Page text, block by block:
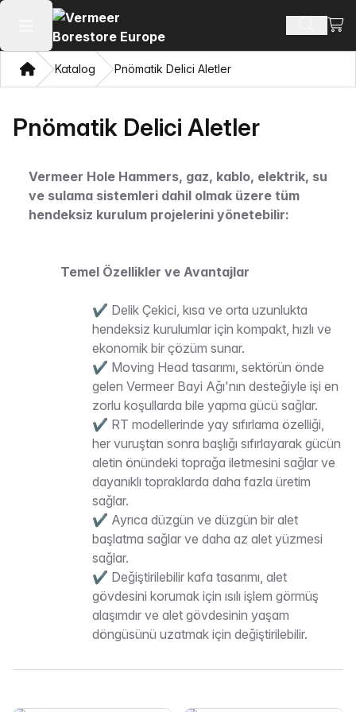
Ana menüyü aç Ürün ara
Ev Katalog Pnömatik Delici Aletler
Pnömatik Delici Aletler
Vermeer Hole Hammers, gaz, kablo, elektrik, su
ve sulama sistemleri dahil olmak üzere tüm
hendeksiz kurulum projelerini yönetebilir:
Temel Özellikler ve Avantajlar
✔ Delik Çekici, kısa ve orta uzunlukta
hendeksiz kurulumlar için kompakt, hızlı ve
ekonomik bir çözüm sunar.
✔ Moving Head tasarımı, sektörün önde
gelen Vermeer Bayi Ağı'nın desteğiyle işi en
zorlu koşullarda bile yapma gücü sağlar.
✔ RT modellerinde yay sıfırlama özelliği,
her vuruştan sonra başlığı sıfırlayarak gücün
aletin önündeki toprağa iletmesini sağlar ve
dayanıklı topraklarda daha fazla üretim
sağlar.
✔ Ayrıca düzgün ve düzgün bir alet
başlatma sağlar ve daha az alet yüzmesi
sağlar.
✔ Değiştirilebilir kafa tasarımı, alet
gövdesini korumak için ısılı işlem görmüş
alaşımdır ve alet gövdesinin yaşam
döngüsünü uzatmak için değiştirilebilir.